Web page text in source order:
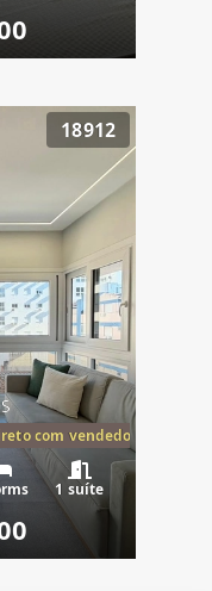
18912
com vendedor
1 suíte